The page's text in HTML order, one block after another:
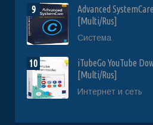
9
Advanced
[Multi/Rus]
Система
10
iTubeGo YouTube
[Multi/Rus]
Интернет и сеть